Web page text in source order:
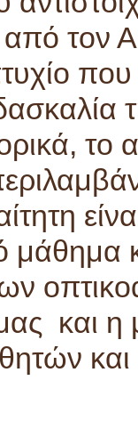
από τον
το
και